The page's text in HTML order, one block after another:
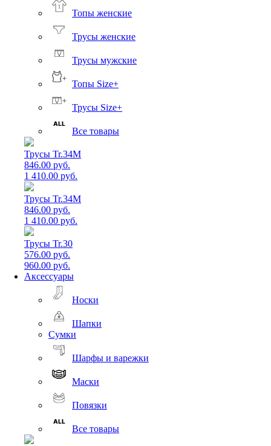
Топы женские
Трусы женские
Трусы мужские
Топы Size+
Трусы Size+
Все товары
Трусы Tr.34M
846.00 руб.
1 410.00 руб.
Трусы Tr.34M
846.00 руб.
1 410.00 руб.
Трусы Tr.30
576.00 руб.
960.00 руб.
Аксессуары
Носки
Шапки
Сумки
Шарфы и варежки
Маски
Повязки
Все товары